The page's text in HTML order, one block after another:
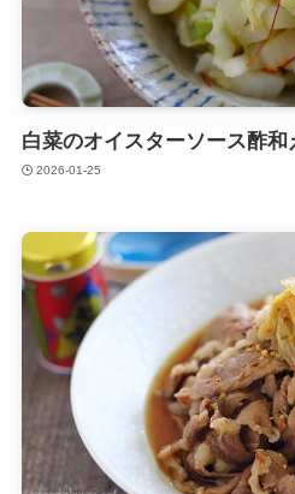
白菜のオイスターソース酢和
2026-01-25